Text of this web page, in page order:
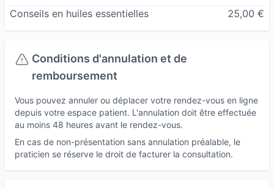
Conseils en huiles essentielles
25,00 €
Conditions d'annulation et de
remboursement
Vous pouvez annuler ou déplacer votre rendez-vous en ligne
depuis votre espace patient. L'annulation doit être effectuée
au moins 48 heures avant le rendez-vous.
En cas de non-présentation sans annulation préalable, le
praticien se réserve le droit de facturer la consultation.